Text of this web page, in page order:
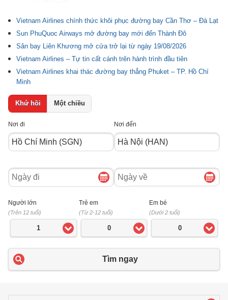
Vietnam Airlines chính thức khôi phục đường bay Cần Thơ – Đà Lạt
Sun PhuQuoc Airways mở đường bay mới đến Thành Đô
Sân bay Liên Khương mở cửa trở lại từ ngày 19/08/2026
Vietnam Airlines – Tự tin cất cánh trên hành trình đầu tiên
Vietnam Airlines khai thác đường bay thẳng Phuket – TP. Hồ Chí
Minh
Khứ hồi Một chiều
Nơi đi Nơi đến
Ngày
đi
Ngày
về
Người lớn
(Trên 12 tuổi)
1
Trẻ em
(Từ 2-12 tuổi)
0
Em bé
(Dưới 2 tuổi)
0
Tìm ngay